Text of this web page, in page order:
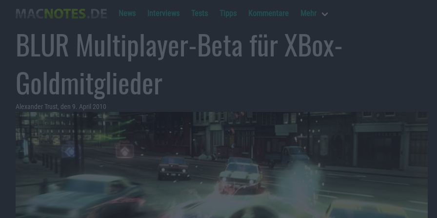
News Interviews Tests Tipps Kommentare Mehr
BLUR Multiplayer-Beta für XBox-
Goldmitglieder
Alexander Trust, den 9. April 2010